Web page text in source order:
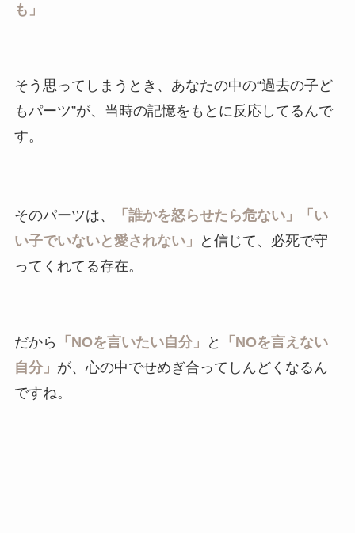
も」
そう思ってしまうとき、あなたの中の“過去の子ど
もパーツ”が、当時の記憶をもとに反応してるんで
す。
そのパーツは、
「誰かを怒らせたら危ない」「い
い子でいないと愛されない」
と信じて、必死で守
ってくれてる存在。
だから 「NOを言いたい自分」 と
「NOを言えない
自分」 が、心の中でせめぎ合ってしんどくなるん
ですね。